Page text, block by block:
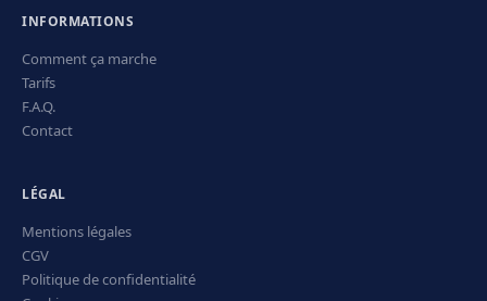
INFORMATIONS
Comment ça marche
Tarifs
F.A.Q.
Contact
LÉGAL
Mentions légales
CGV
Politique de confidentialité